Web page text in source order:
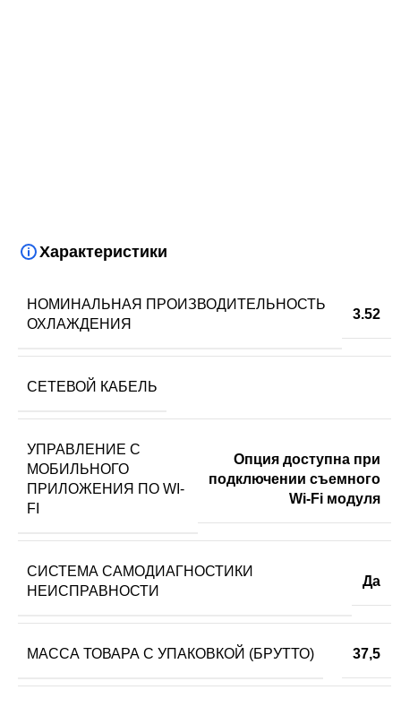
Характеристики
НОМИНАЛЬНАЯ ПРОИЗВОДИТЕЛЬНОСТЬ
ОХЛАЖДЕНИЯ
3.52
СЕТЕВОЙ КАБЕЛЬ
УПРАВЛЕНИЕ C
МОБИЛЬНОГО
ПРИЛОЖЕНИЯ ПО WI-
FI
Опция доступна при
подключении съемного
Wi-Fi модуля
СИСТЕМА САМОДИАГНОСТИКИ
НЕИСПРАВНОСТИ
Да
МАССА ТОВАРА С УПАКОВКОЙ (БРУТТО) 37,5